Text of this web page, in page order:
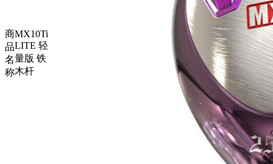
商
品
名
称
MX10Ti
LITE 轻
量版 铁
木杆